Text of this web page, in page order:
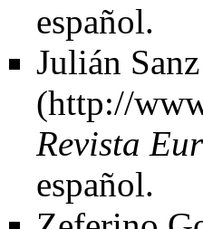
español.
Julián
Revista
español.